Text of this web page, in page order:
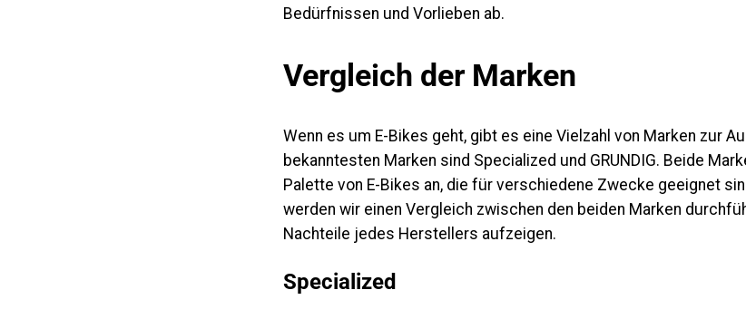
Bedürfnissen und Vorlieben ab.
Vergleich der Marken
Wenn es um E-Bikes geht, gibt es eine Vielzahl von Marken zur
bekanntesten Marken sind Specialized und GRUNDIG. Beide
Palette von E-Bikes an, die für verschiedene Zwecke geeignet
werden wir einen Vergleich zwischen den beiden Marken
Nachteile jedes Herstellers aufzeigen.
Specialized